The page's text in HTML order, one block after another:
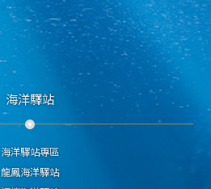
海洋驛站
海洋驛站專區
龍鳳海洋驛站